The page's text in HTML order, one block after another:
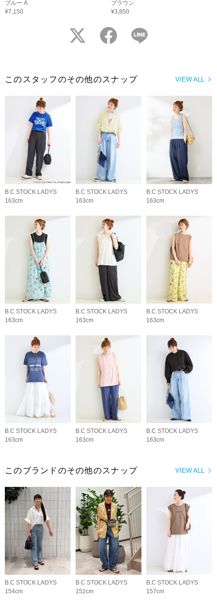
ブルー A
¥7,150
ブラウン
¥3,850
twitter facebook
VIEW ALL
このスタッフのその他のスナップ
B.C STOCK LADYS
163cm
B.C STOCK LADYS
163cm
B.C STOCK LADYS
163cm
B.C STOCK LADYS
163cm
B.C STOCK LADYS
163cm
B.C STOCK LADYS
163cm
B.C STOCK LADYS
163cm
B.C STOCK LADYS
163cm
B.C STOCK LADYS
163cm
VIEW ALL
このブランドのその他のスナップ
B.C STOCK LADYS
154cm
B.C STOCK LADYS
152cm
B.C STOCK LADYS
157cm